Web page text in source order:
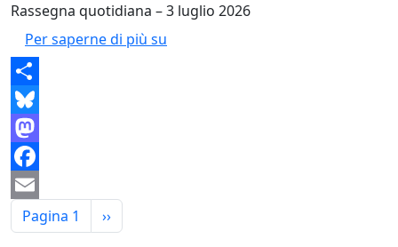
Rassegna quotidiana – 3 luglio 2026
Per saperne di più su
Share
Bluesky
Mastodon
Facebook
Email
Paginazione
Pagina 1 Pagina successiva
››